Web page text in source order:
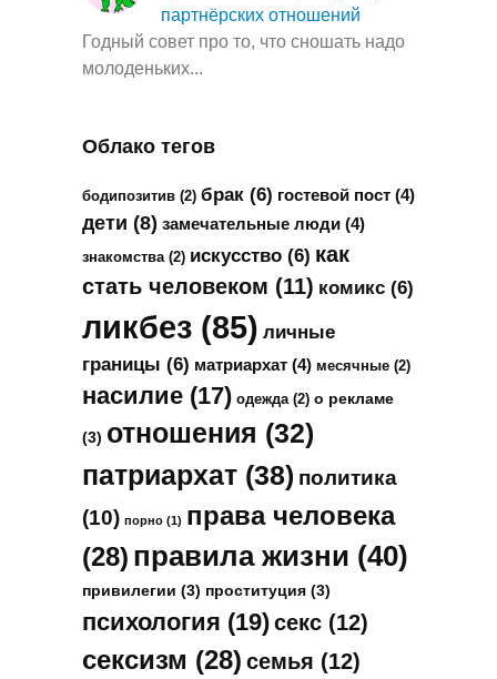
партнёрских отношений
Годный совет про то, что сношать надо
молоденьких...
Облако тегов
бодипозитив (2) брак (6) гостевой пост (4)
дети (8) замечательные люди (4)
знакомства (2) искусство (6) как
стать человеком (11) комикс (6)
ликбез (85) личные
границы (6) матриархат (4) месячные (2)
насилие (17) одежда (2) о рекламе
(3) отношения (32)
патриархат (38) политика
(10) порно (1) права человека
(28) правила жизни (40)
привилегии (3) проституция (3)
психология (19)секс (12)
сексизм (28) семья (12)